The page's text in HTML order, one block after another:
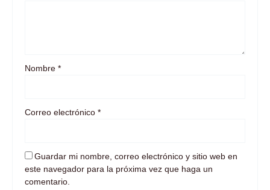
Nombre *
Correo electrónico *
Guardar mi nombre, correo electrónico y sitio web en
este navegador para la próxima vez que haga un
comentario.